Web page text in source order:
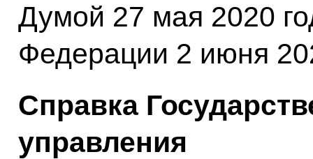
Думой 27 мая 2020
Федерации 2 июня
Справка
управления